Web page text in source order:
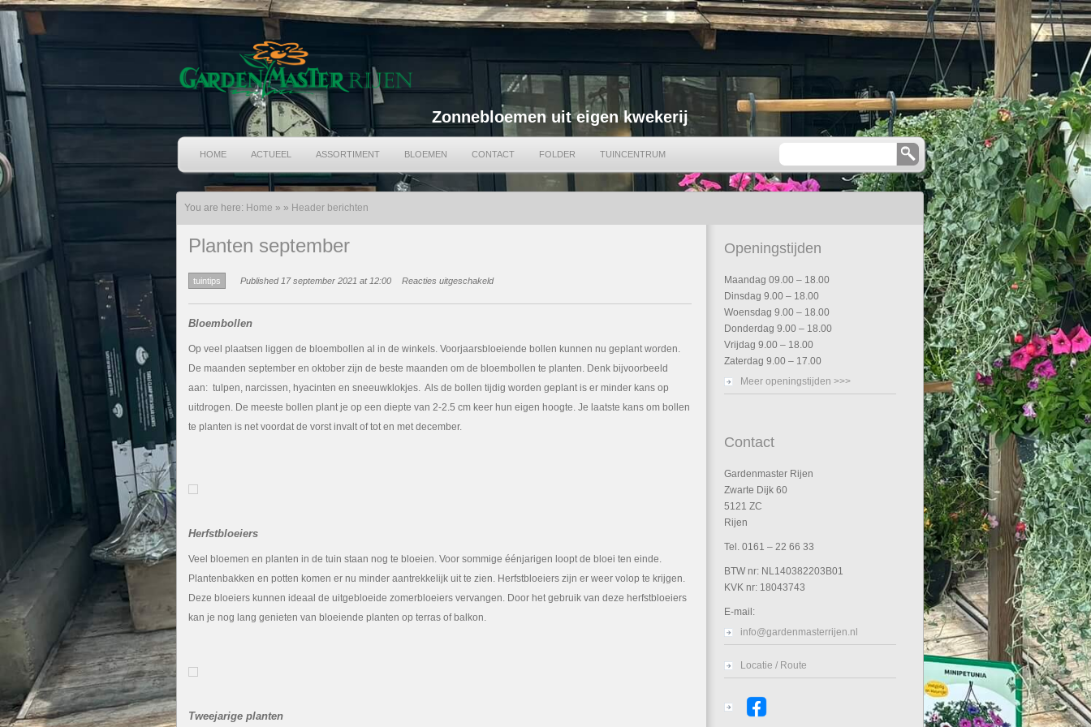
Zonnebloemen uit eigen kwekerij
HOME ACTUEEL ASSORTIMENT BLOEMEN CONTACT FOLDER TUINCENTRUM
You are here: Home » » Header berichten
Planten september
tuintips Published 17 september 2021 at 12:00 Reacties uitgeschakeld
september
Bloembollen
Op veel plaatsen liggen de bloembollen al in de winkels. Voorjaarsbloeiende bollen kunnen nu geplant worden.
De maanden september en oktober zijn de beste maanden om de bloembollen te planten. Denk bijvoorbeeld
aan: tulpen, narcissen, hyacinten en sneeuwklokjes. Als de bollen tijdig worden geplant is er minder kans op
uitdrogen. De meeste bollen plant je op een diepte van 2-2.5 cm keer hun eigen hoogte. Je laatste kans om bollen
te planten is net voordat de vorst invalt of tot en met december.
Herfstbloeiers
Veel bloemen en planten in de tuin staan nog te bloeien. Voor sommige éénjarigen loopt de bloei ten einde.
Plantenbakken en potten komen er nu minder aantrekkelijk uit te zien. Herfstbloeiers zijn er weer volop te krijgen.
Deze bloeiers kunnen ideaal de uitgebloeide zomerbloeiers vervangen. Door het gebruik van deze herfstbloeiers
kan je nog lang genieten van bloeiende planten op terras of balkon.
Tweejarige planten
Openingstijden
Maandag 09.00 – 18.00
Dinsdag 9.00 – 18.00
Woensdag 9.00 – 18.00
Donderdag 9.00 – 18.00
Vrijdag 9.00 – 18.00
Zaterdag 9.00 – 17.00
Meer openingstijden >>>
Contact
Gardenmaster Rijen
Zwarte Dijk 60
5121 ZC
Rijen
Tel. 0161 – 22 66 33
BTW nr: NL140382203B01
KVK nr: 18043743
E-mail:
info@gardenmasterrijen.nl
Locatie / Route